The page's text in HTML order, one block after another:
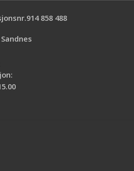
858 488